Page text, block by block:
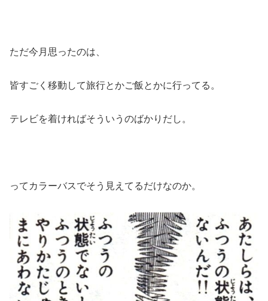
ただ今月思ったのは、
皆すごく移動して旅行とかご飯とかに行ってる。
テレビを着ければそういうのばかりだし。
ってカラーバスでそう見えてるだけなのか。